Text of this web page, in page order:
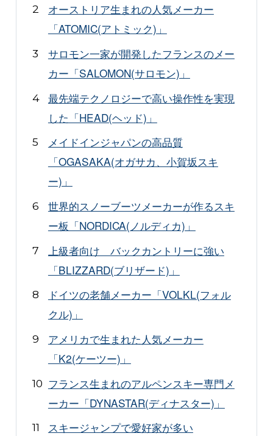
オーストリア生まれの人気メーカー
「ATOMIC(アトミック)」
サロモン一家が開発したフランスのメー
カー「SALOMON(サロモン)」
最先端テクノロジーで高い操作性を実現
した「HEAD(ヘッド)」
メイドインジャパンの高品質
「OGASAKA(オガサカ、小賀坂スキ
ー)」
世界的スノーブーツメーカーが作るスキ
ー板「NORDICA(ノルディカ)」
上級者向け バックカントリーに強い
「BLIZZARD(ブリザード)」
ドイツの老舗メーカー「VOLKL(フォル
クル)」
アメリカで生まれた人気メーカー
「K2(ケーツー)」
フランス生まれのアルペンスキー専門メ
ーカー「DYNASTAR(ディナスター)」
スキージャンプで愛好家が多い